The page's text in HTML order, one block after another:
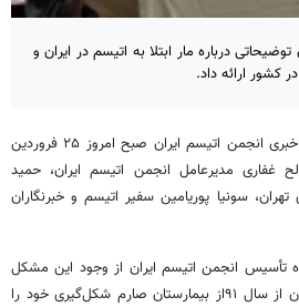
درباره مار ابتلا به اتیسم در ایران و
کشور ارائه داد.
انجمن اتیسم
ایران صبح امروز ٢۵ فروردین
اتیسمایران، حمید
سونیا پوریامینسفیر اتیسمو خبرنگاران
تأسیس انجمن اتیسم ایران از وجود این مشکل
ایران از سال ٩١از بیمارستان صارم شکل‌گیری خود را